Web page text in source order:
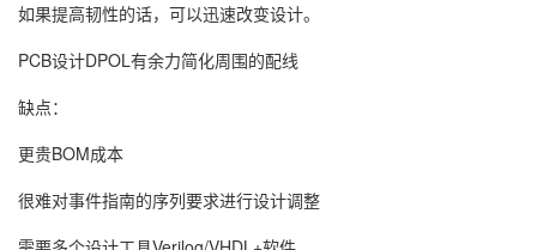
如果提高韧性的话，可以迅速改变设计。
PCB设计DPOL有余力简化周围的配线
缺点：
更贵BOM成本
很难对事件指南的序列要求进行设计调整